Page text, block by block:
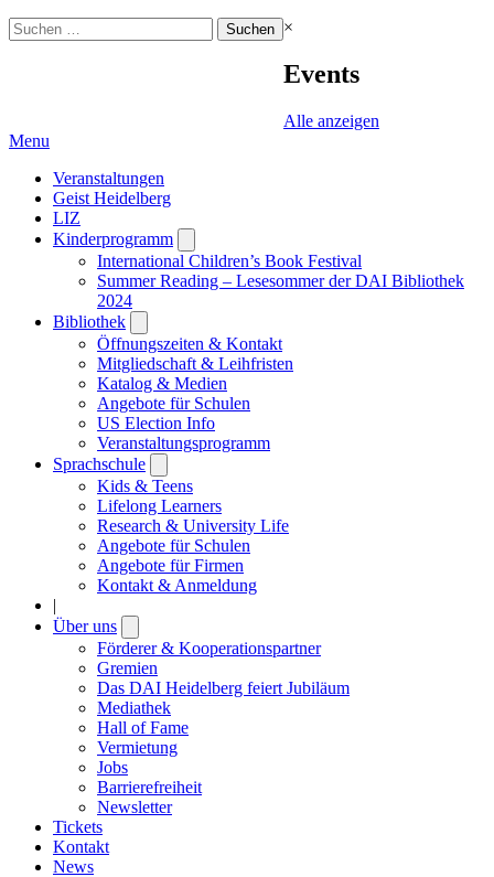
Suchen
nach:
×
Events
Alle anzeigen
Menu
Veranstaltungen
Geist Heidelberg
LIZ
Kinderprogramm
submenu
International Children’s Book Festival
Summer Reading – Lesesommer der DAI Bibliothek
2024
Bibliothek
submenu
Öffnungszeiten & Kontakt
Mitgliedschaft & Leihfristen
Katalog & Medien
Angebote für Schulen
US Election Info
Veranstaltungsprogramm
Sprachschule
submenu
Kids & Teens
Lifelong Learners
Research & University Life
Angebote für Schulen
Angebote für Firmen
Kontakt & Anmeldung
|
Über uns
submenu
Förderer & Kooperationspartner
Gremien
Das DAI Heidelberg feiert Jubiläum
Mediathek
Hall of Fame
Vermietung
Jobs
Barrierefreiheit
Newsletter
Tickets
Kontakt
News